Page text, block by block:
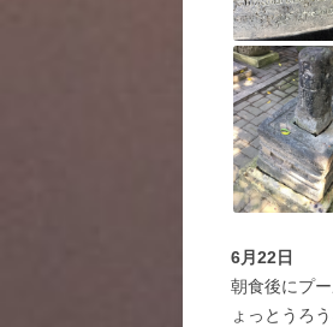
6月22日
朝食後にプ
ょっとうろ